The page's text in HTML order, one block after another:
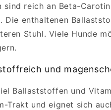
sind reich an Beta-
Die enthaltenen
Stuhl. Viele Hunde
und
Ballaststoffen und
Trakt und eignet sich